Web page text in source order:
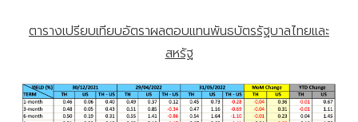
ตารางเปรียบเทียบอัตราผลตอบแทนพันธบัตรรัฐบาลไทยและ
สหรัฐ